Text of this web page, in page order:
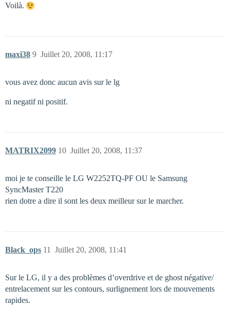
Voilà.
maxi38 Juillet 20, 2008, 11:17
9
vous avez donc aucun avis sur le lg
ni negatif ni positif.
MATRIX2099 Juillet 20, 2008, 11:37
10
moi je te conseille le LG W2252TQ-PF OU le Samsung
SyncMaster T220
rien dotre a dire il sont les deux meilleur sur le marcher.
Black_ops Juillet 20, 2008, 11:41
11
Sur le LG, il y a des problèmes d’overdrive et de ghost négative/
entrelacement sur les contours, surlignement lors de mouvements
rapides.